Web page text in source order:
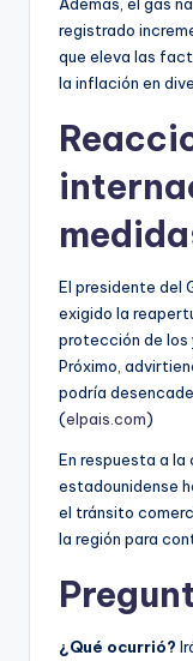
registrado
que eleva las
la inflación en
El presidente del
exigido la
protección de los
Próximo,
podría
(elpais.com)
En respuesta a
estadounidense
el tránsito
la región para
¿Qué ocurrió?